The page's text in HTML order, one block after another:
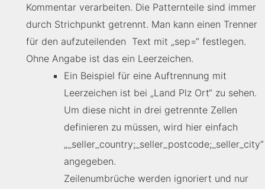
Kommentar verarbeiten. Die Patternteile sind immer
durch Strichpunkt getrennt. Man kann einen Trenner
für den aufzuteilenden Text mit „sep=“ festlegen.
Ohne Angabe ist das ein Leerzeichen.
Ein Beispiel für eine Auftrennung mit
Leerzeichen ist bei „Land Plz Ort“ zu sehen.
Um diese nicht in drei getrennte Zellen
definieren zu müssen, wird hier einfach
„_seller_country;_seller_postcode;_seller_city“
angegeben.
Zeilenumbrüche werden ignoriert und nur